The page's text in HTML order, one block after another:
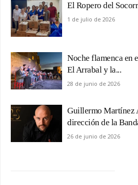
El Ropero del
1 de julio de 2026
Noche flamenca en
El Arrabal y la...
28 de junio de 2026
Guillermo Martínez
dirección de la
26 de junio de 2026